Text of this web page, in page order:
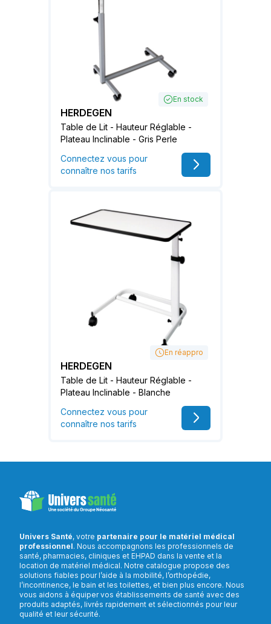
En stock
HERDEGEN
Table de Lit - Hauteur Réglable -
Plateau Inclinable - Gris Perle
Connectez vous pour
connaître nos tarifs
En réappro
HERDEGEN
Table de Lit - Hauteur Réglable -
Plateau Inclinable - Blanche
Connectez vous pour
connaître nos tarifs
Univers Santé, votre partenaire pour le matériel médical
professionnel. Nous accompagnons les professionnels de
santé, pharmacies, cliniques et EHPAD dans la vente et la
location de matériel médical. Notre catalogue propose des
solutions fiables pour l’aide à la mobilité, l’orthopédie,
l’incontinence, le bain et les toilettes, et bien plus encore. Nous
vous aidons à équiper vos établissements de santé avec des
produits adaptés, livrés rapidement et sélectionnés pour leur
qualité et leur sécurité.